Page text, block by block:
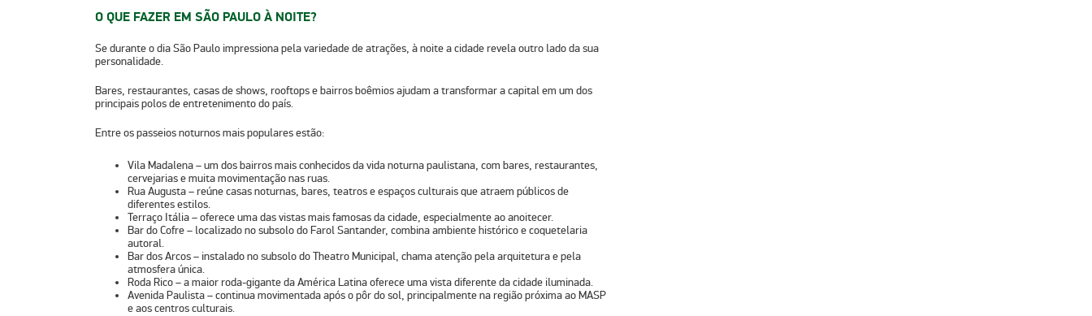
O QUE FAZER EM SÃO PAULO À NOITE?
Se durante o dia São Paulo impressiona pela variedade de atrações, à noite a cidade revela outro lado da sua
personalidade.
Bares, restaurantes, casas de shows, rooftops e bairros boêmios ajudam a transformar a capital em um dos
principais polos de entretenimento do país.
Entre os passeios noturnos mais populares estão:
Vila Madalena– um dos bairros mais conhecidos da vida noturna paulistana, com bares, restaurantes,
cervejarias e muita movimentação nas ruas.
Rua Augusta– reúne casas noturnas, bares, teatros e espaços culturais que atraem públicos de
diferentes estilos.
Terraço Itália– oferece uma das vistas mais famosas da cidade, especialmente ao anoitecer.
Bar do Cofre– localizado no subsolo do Farol Santander, combina ambiente histórico e coquetelaria
autoral.
Bar dos Arcos– instalado no subsolo do Theatro Municipal, chama atenção pela arquitetura e pela
atmosfera única.
Roda Rico– a maior roda-gigante da América Latina oferece uma vista diferente da cidade iluminada.
Avenida Paulista– continua movimentada após o pôr do sol, principalmente na região próxima ao MASP
e aos centros culturais.